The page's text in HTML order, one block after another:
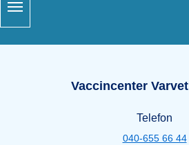
Öppettider Varvet i
Vaccincenter
Telefon
040-655 66 44